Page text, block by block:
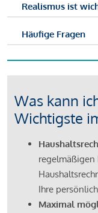
Realismus ist
Häufige Fragen
Was kann
Wichtigste
regelmäßigen
Ihre
Maximal